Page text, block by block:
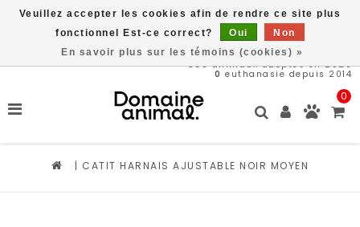
566animaux adoptés en 2026
0 euthanasie depuis 2014
0
| CATIT HARNAIS AJUSTABLE NOIR MOYEN
Veuillez accepter les cookies afin de rendre ce site plus
fonctionnel Est-ce correct?
Oui
Non
En savoir plus sur les témoins (cookies) »
Livraison gratuite à partir de 89$*